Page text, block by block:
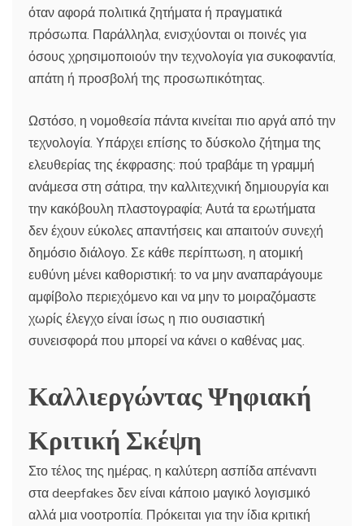
όταν αφορά πολιτικά ζητήματα ή πραγματικά
πρόσωπα. Παράλληλα, ενισχύονται οι ποινές για
όσους χρησιμοποιούν την τεχνολογία για συκοφαντία,
απάτη ή προσβολή της προσωπικότητας.
Ωστόσο, η νομοθεσία πάντα κινείται πιο αργά από την
τεχνολογία. Υπάρχει επίσης το δύσκολο ζήτημα της
ελευθερίας της έκφρασης: πού τραβάμε τη γραμμή
ανάμεσα στη σάτιρα, την καλλιτεχνική δημιουργία και
την κακόβουλη πλαστογραφία; Αυτά τα ερωτήματα
δεν έχουν εύκολες απαντήσεις και απαιτούν συνεχή
δημόσιο διάλογο. Σε κάθε περίπτωση, η ατομική
ευθύνη μένει καθοριστική: το να μην αναπαράγουμε
αμφίβολο περιεχόμενο και να μην το μοιραζόμαστε
χωρίς έλεγχο είναι ίσως η πιο ουσιαστική
συνεισφορά που μπορεί να κάνει ο καθένας μας.
Καλλιεργώντας Ψηφιακή
Κριτική Σκέψη
Στο τέλος της ημέρας, η καλύτερη ασπίδα απέναντι
στα deepfakes δεν είναι κάποιο μαγικό λογισμικό
αλλά μια νοοτροπία. Πρόκειται για την ίδια κριτική